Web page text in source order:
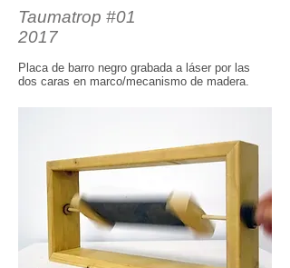
Taumatrop #01
2017
Placa de barro negro grabada a láser por las
dos caras en marco/mecanismo de madera.